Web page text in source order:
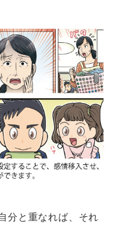
分と重なれば、それ